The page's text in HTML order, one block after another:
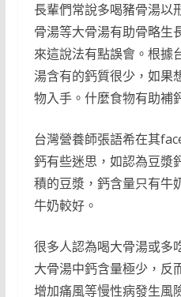
長輩們常說多喝豬骨湯以
骨湯等大骨湯有助骨略生
來這說法有點誤會。根據
湯含有的鈣質很少，如果
物入手。什麼食物有助補
台灣營養師張語希在其
鈣有些迷思，如認為豆漿
積的豆漿，鈣含量只有牛
牛奶較好。
很多人認為喝大骨湯或多
大骨湯中鈣含量極少，反
增加痛風等慢性病發生風